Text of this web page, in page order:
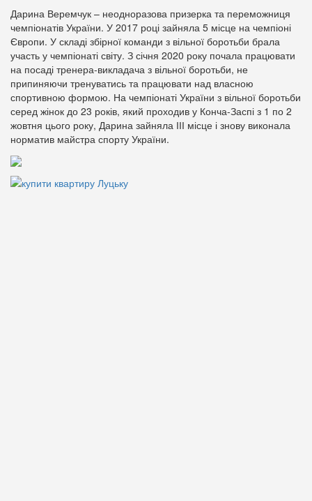
Дарина Веремчук – неодноразова призерка та переможниця
чемпіонатів України. У 2017 році зайняла 5 місце на чемпіоні
Європи. У складі збірної команди з вільної боротьби брала
участь у чемпіонаті світу. З січня 2020 року почала працювати
на посаді тренера-викладача з вільної боротьби, не
припиняючи тренуватись та працювати над власною
спортивною формою. На чемпіонаті України з вільної боротьби
серед жінок до 23 років, який проходив у Конча-Заспі з 1 по 2
жовтня цього року, Дарина зайняла ІІІ місце і знову виконала
норматив майстра спорту України.